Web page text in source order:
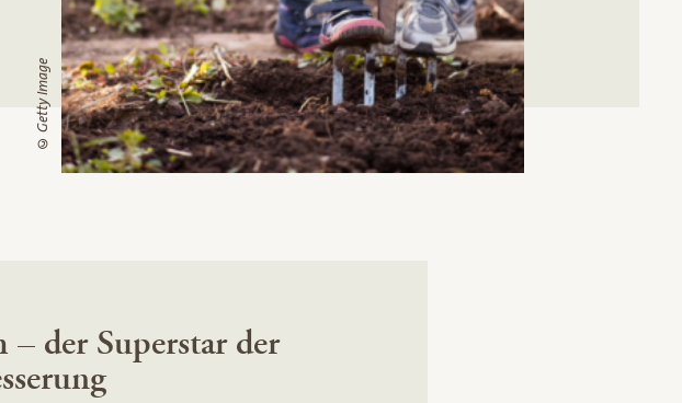
© Getty Image
– der Superstar der